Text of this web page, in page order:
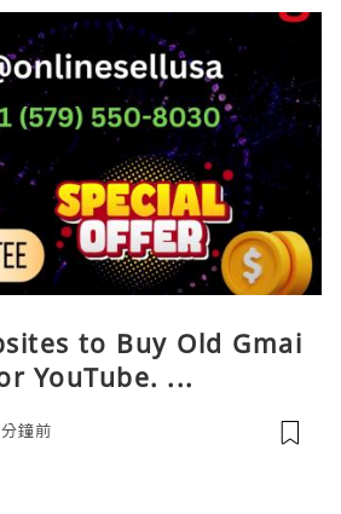
to Buy Old Gmai
YouTube. ...
鐘前